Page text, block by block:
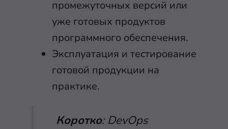
промежуточных версий или
уже готовых продуктов
программного обеспечения.
Эксплуатация и тестирование
готовой продукции на
практике.
Коротко: DevOps